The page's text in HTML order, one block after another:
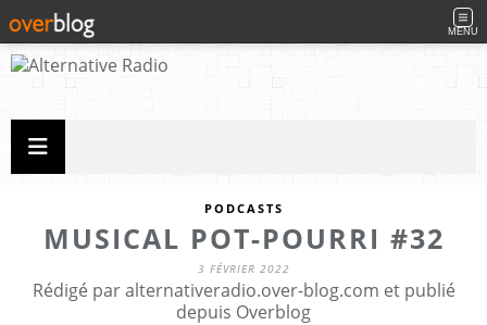
MENU
PODCASTS
MUSICAL POT-POURRI #32
3 FÉVRIER 2022
Rédigé par alternativeradio.over-blog.com et publié
depuis Overblog